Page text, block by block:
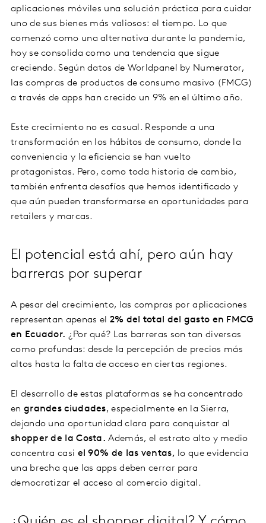
aplicaciones móviles una solución práctica para cuidar
uno de sus bienes más valiosos: el tiempo. Lo que
comenzó como una alternativa durante la pandemia,
hoy se consolida como una tendencia que sigue
creciendo. Según datos de Worldpanel by Numerator,
las compras de productos de consumo masivo (FMCG)
a través de apps han crecido un 9% en el último año.
Este crecimiento no es casual. Responde a una
transformación en los hábitos de consumo, donde la
conveniencia y la eficiencia se han vuelto
protagonistas. Pero, como toda historia de cambio,
también enfrenta desafíos que hemos identificado y
que aún pueden transformarse en oportunidades para
retailers y marcas.
El potencial está ahí, pero aún hay
barreras por superar
A pesar del crecimiento, las compras por aplicaciones
representan apenas el 2% del total del gasto en FMCG
en Ecuador. ¿Por qué? Las barreras son tan diversas
como profundas: desde la percepción de precios más
altos hasta la falta de acceso en ciertas regiones.
El desarrollo de estas plataformas se ha concentrado
en grandes ciudades, especialmente en la Sierra,
dejando una oportunidad clara para conquistar al
shopper de la Costa. Además, el estrato alto y medio
concentra casi el 90% de las ventas, lo que evidencia
una brecha que las apps deben cerrar para
democratizar el acceso al comercio digital.